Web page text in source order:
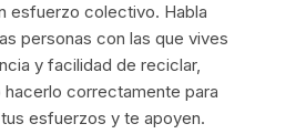
esfuerzo colectivo. Habla
personas con las que vives
y facilidad de reciclar,
correctamente para
esfuerzos y te apoyen.